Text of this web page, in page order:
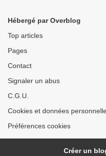
Hébergé par Overblog
Top articles
Pages
Contact
Signaler un abus
C.G.U.
Cookies et données
Préférences cookies
Créer un